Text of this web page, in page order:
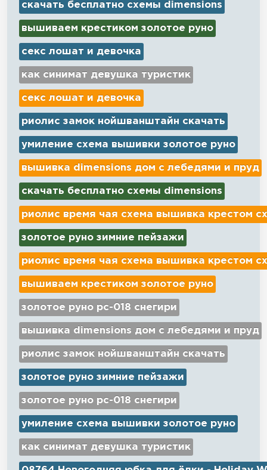
скачать бесплатно схемы dimensions
вышиваем крестиком золотое руно
секс лошат и девочка
как синимат девушка туристик
секс лошат и девочка
риолис замок нойшванштайн скачать
умиление схема вышивки золотое руно
вышивка dimensions дом с лебедями и пруд
скачать бесплатно схемы dimensions
риолис время чая схема вышивка крестом
золотое руно зимние пейзажи
риолис время чая схема вышивка крестом
вышиваем крестиком золотое руно
золотое руно рс-018 снегири
вышивка dimensions дом с лебедями и пруд
риолис замок нойшванштайн скачать
золотое руно зимние пейзажи
золотое руно рс-018 снегири
умиление схема вышивки золотое руно
как синимат девушка туристик